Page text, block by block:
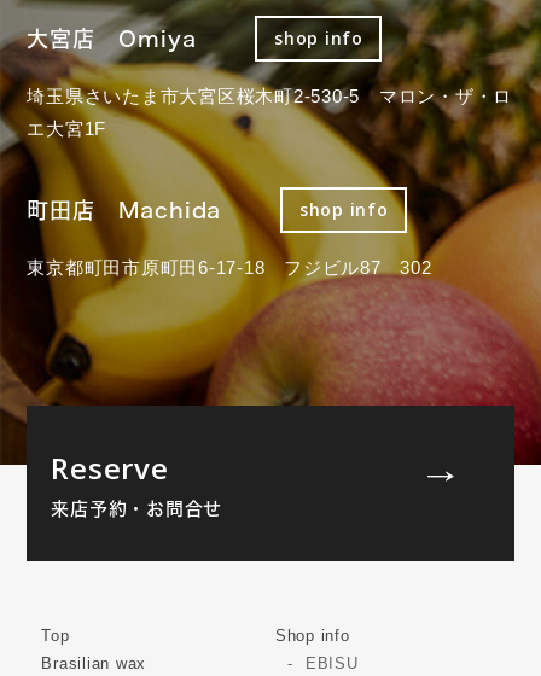
大宮店 Omiya shop info
埼玉県さいたま市大宮区桜木町2-530-5 マロン・ザ・ロ
エ大宮1F
町田店 Machida shop info
東京都町田市原町田6-17-18 フジビル87 302
Reserve
来店予約・お問合せ
Top
Brasilian wax
Shop info
EBISU